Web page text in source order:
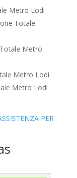
Metro Lodi
Totale
Metro
Metro Lodi
Metro Lodi
PER